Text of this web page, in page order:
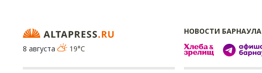
НОВОСТИ БАРНАУЛА
8 августа
19°C